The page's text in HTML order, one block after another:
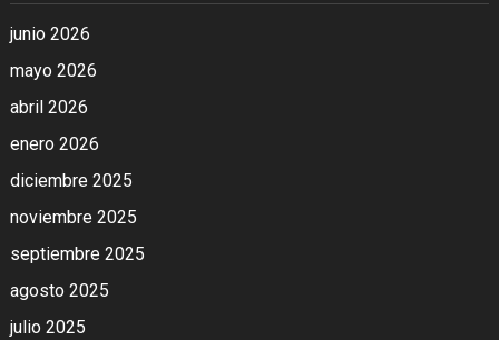
junio 2026
mayo 2026
abril 2026
enero 2026
diciembre 2025
noviembre 2025
septiembre 2025
agosto 2025
julio 2025